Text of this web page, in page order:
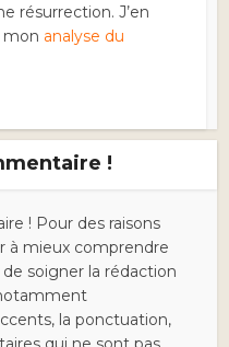
résurrection. J’en
mon analyse du
!
! Pour des raisons
à mieux comprendre
soigner la rédaction
la ponctuation,